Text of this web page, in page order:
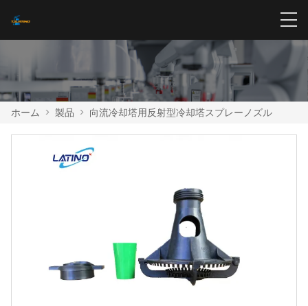
ホーム > 製品 > 向流冷却塔用反射型冷却塔スプレーノズル